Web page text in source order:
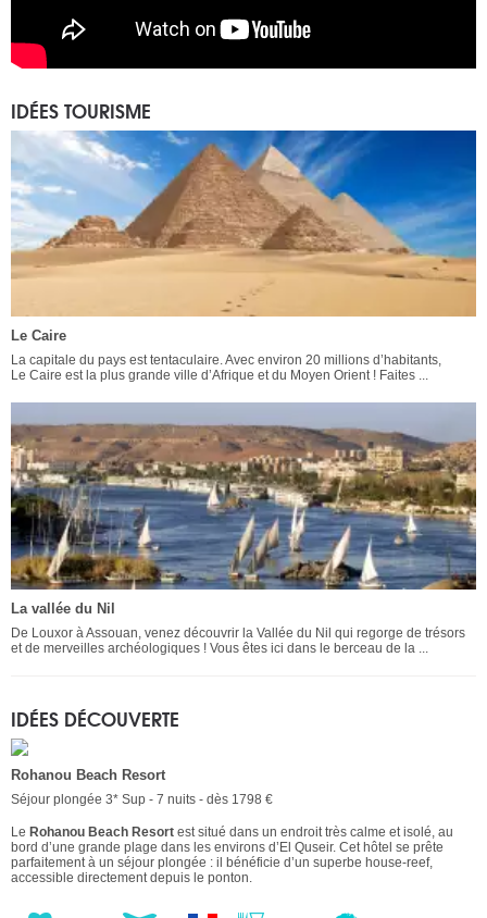
IDÉES TOURISME
Le Caire
La capitale du pays est tentaculaire. Avec environ 20 millions d’habitants,
Le Caire est la plus grande ville d’Afrique et du Moyen Orient ! Faites ...
La vallée du Nil
De Louxor à Assouan, venez découvrir la Vallée du Nil qui regorge de trésors
et de merveilles archéologiques ! Vous êtes ici dans le berceau de la ...
IDÉES DÉCOUVERTE
Rohanou Beach Resort
Séjour plongée 3* Sup - 7 nuits - dès 1798 €
Le Rohanou Beach Resort est situé dans un endroit très calme et isolé, au
bord d’une grande plage dans les environs d’El Quseir. Cet hôtel se prête
parfaitement à un séjour plongée : il bénéficie d’un superbe house-reef,
accessible directement depuis le ponton.